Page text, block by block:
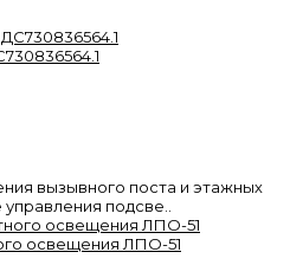
вызывного поста и этажных
подсве..
освещения ЛПО-51